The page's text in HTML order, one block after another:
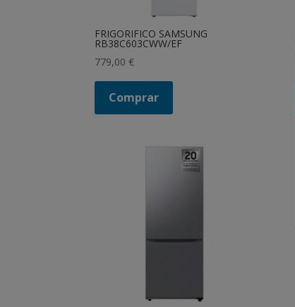
FRIGORIFICO SAMSUNG
RB38C603CWW/EF
779,00 €
Comprar